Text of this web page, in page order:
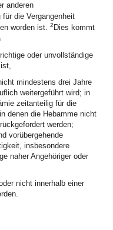
anderen
die Vergangenheit
worden ist. 2 Dies kommt
oder unvollständige
mindestens drei Jahre
weitergeführt wird; in
zeitanteilig für die
denen die Hebamme nicht
werden;
vorübergehende
insbesondere
naher Angehöriger oder
nicht innerhalb einer